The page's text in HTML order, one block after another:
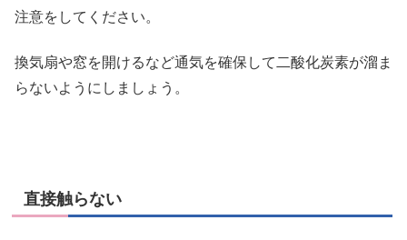
注意をしてください。
換気扇や窓を開けるなど通気を確保して二酸化炭素が溜ま
らないようにしましょう。
直接触らない